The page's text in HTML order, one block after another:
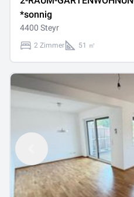
*sonnig
4400 Steyr
2 Zimmer 51 ㎡